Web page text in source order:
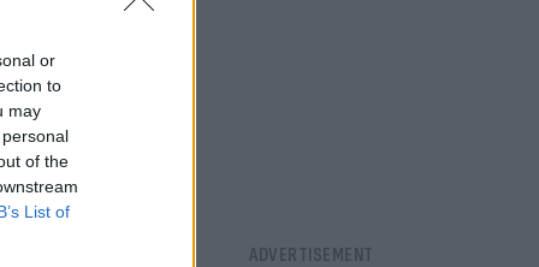
or
to
may
of the
List of